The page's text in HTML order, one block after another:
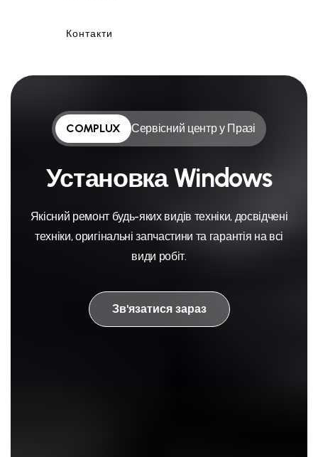
Контакти
COMPLUX Сервісний центр у Празі
Установка Windows
Якісний ремонт будь-яких видів техніки, досвідчені
техніки, оригінальні запчастини та гарантія на всі
види робіт.
Зв'язатися зараз